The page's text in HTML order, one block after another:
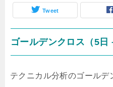
Tweet
ゴールデンクロス（5日
テクニカル分析のゴールデ